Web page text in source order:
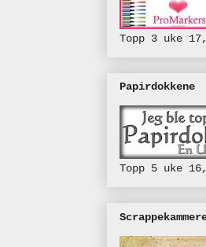
Topp 3 uke
Papirdokkene
Topp 5 uke